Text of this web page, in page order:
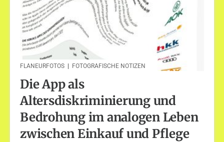
FLANEURFOTOS | FOTOGRAFISCHE NOTIZEN
Die App als
Altersdiskriminierung und
Bedrohung im analogen Leben
zwischen Einkauf und Pflege